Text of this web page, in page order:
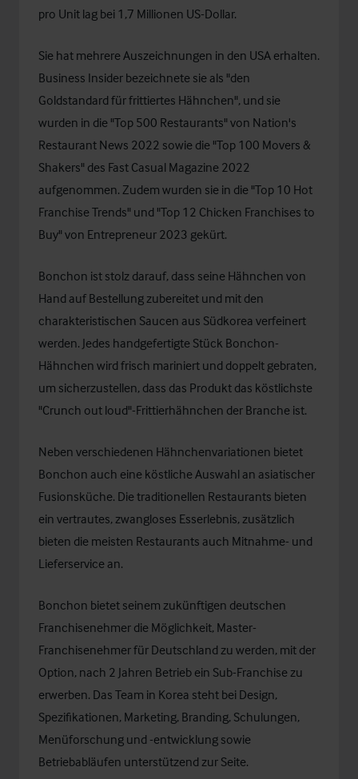
pro Unit lag bei 1,7 Millionen US-Dollar.
Sie hat mehrere Auszeichnungen in den USA erhalten.
Business Insider bezeichnete sie als "den
Goldstandard für frittiertes Hähnchen", und sie
wurden in die "Top 500 Restaurants" von Nation's
Restaurant News 2022 sowie die "Top 100 Movers &
Shakers" des Fast Casual Magazine 2022
aufgenommen. Zudem wurden sie in die "Top 10 Hot
Franchise Trends" und "Top 12 Chicken Franchises to
Buy" von Entrepreneur 2023 gekürt.
Bonchon ist stolz darauf, dass seine Hähnchen von
Hand auf Bestellung zubereitet und mit den
charakteristischen Saucen aus Südkorea verfeinert
werden. Jedes handgefertigte Stück Bonchon-
Hähnchen wird frisch mariniert und doppelt gebraten,
um sicherzustellen, dass das Produkt das köstlichste
"Crunch out loud"-Frittierhähnchen der Branche ist.
Neben verschiedenen Hähnchenvariationen bietet
Bonchon auch eine köstliche Auswahl an asiatischer
Fusionsküche. Die traditionellen Restaurants bieten
ein vertrautes, zwangloses Esserlebnis, zusätzlich
bieten die meisten Restaurants auch Mitnahme- und
Lieferservice an.
Bonchon bietet seinem zukünftigen deutschen
Franchisenehmer die Möglichkeit, Master-
Franchisenehmer für Deutschland zu werden, mit der
Option, nach 2 Jahren Betrieb ein Sub-Franchise zu
erwerben. Das Team in Korea steht bei Design,
Spezifikationen, Marketing, Branding, Schulungen,
Menüforschung und -entwicklung sowie
Betriebabläufen unterstützend zur Seite.